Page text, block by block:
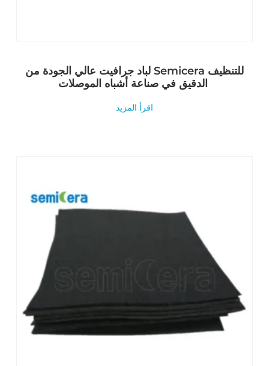
لباد جرافيت عالي الجودة من Semicera للتنظيف
اقرأ المزيد